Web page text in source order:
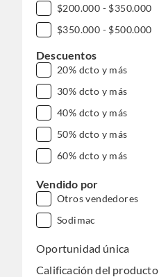
$200.000 - $350.000
$350.000 - $500.000
$500.000 - $1.000.000
Descuentos
20% dcto y más
30% dcto y más
40% dcto y más
50% dcto y más
60% dcto y más
Vendido por
Otros vendedores
Sodimac
Oportunidad única
Calificación del producto